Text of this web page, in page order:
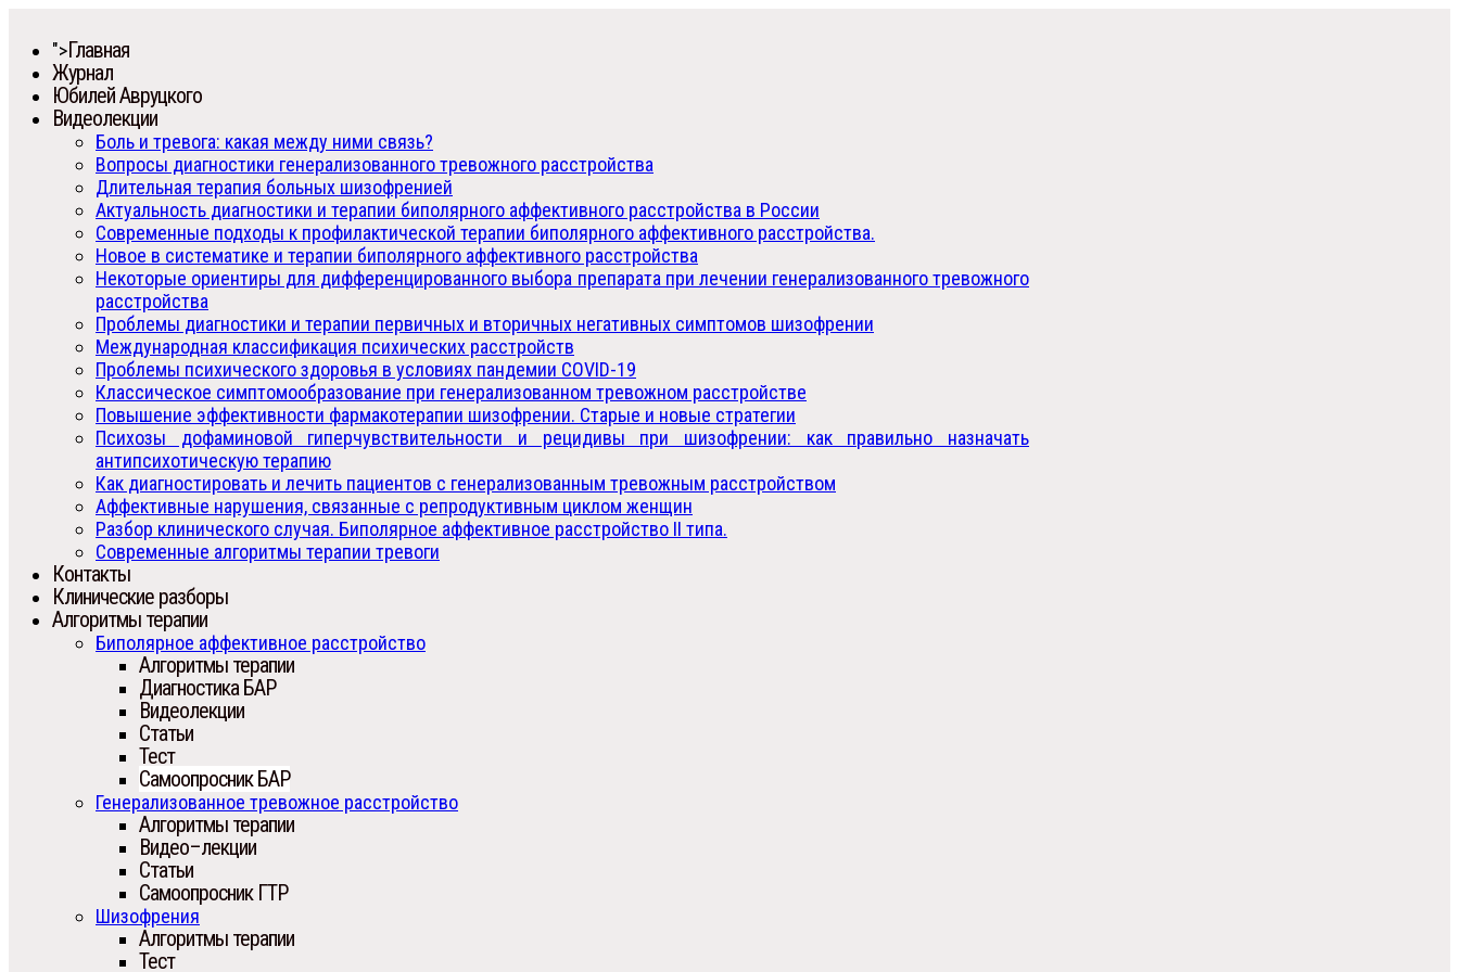
">Главная
Журнал
Юбилей Авруцкого
Видеолекции
Боль и тревога: какая между ними связь?
Вопросы диагностики генерализованного тревожного расстройства
Длительная терапия больных шизофренией
Актуальность диагностики и терапии биполярного аффективного расстройства в России
Современные подходы к профилактической терапии биполярного аффективного расстройства.
Новое в систематике и терапии биполярного аффективного расстройства
Некоторые ориентиры для дифференцированного выбора препарата при лечении генерализованного тревожного
расстройства
Проблемы диагностики и терапии первичных и вторичных негативных симптомов шизофрении
Международная классификация психических расстройств
Проблемы психического здоровья в условиях пандемии COVID-19
Классическое симптомообразование при генерализованном тревожном расстройстве
Повышение эффективности фармакотерапии шизофрении. Старые и новые стратегии
Психозы дофаминовой гиперчувствительности и рецидивы при шизофрении: как правильно назначать
антипсихотическую терапию
Как диагностировать и лечить пациентов с генерализованным тревожным расстройством
Аффективные нарушения, связанные с репродуктивным циклом женщин
Разбор клинического случая. Биполярное аффективное расстройство II типа.
Современные алгоритмы терапии тревоги
Контакты
Клинические разборы
Алгоритмы терапии
Биполярное аффективное расстройство
Алгоритмы терапии
Диагностика БАР
Видеолекции
Статьи
Тест
Самоопросник БАР
Генерализованное тревожное расстройство
Алгоритмы терапии
Видео–лекции
Статьи
Самоопросник ГТР
Шизофрения
Алгоритмы терапии
Тест